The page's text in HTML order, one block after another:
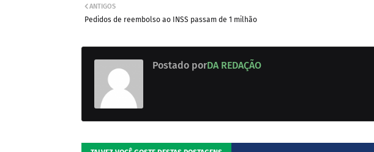
ANTIGOS
Pedidos de reembolso ao INSS passam de 1 milhão
Postado porDA REDAÇÃO